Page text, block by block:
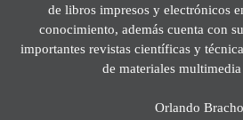
de libros impresos y electrónicos
conocimiento, además cuenta con
importantes revistas científicas y
de materiales
Orlando Bracho